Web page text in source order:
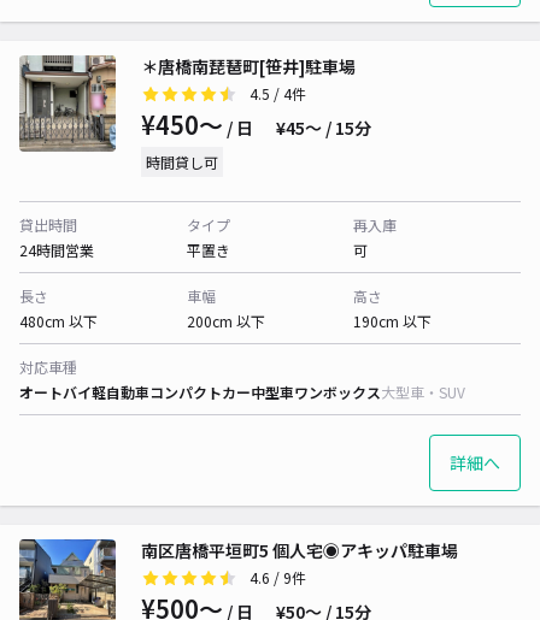
＊唐橋南琵琶町[笹井]駐車場
4.5 / 4件
¥450〜 / 日 ¥45〜 / 15分
時間貸し可
貸出時間
24時間営業
タイプ
平置き
再入庫
可
長さ
480cm 以下
車幅
200cm 以下
高さ
190cm 以下
対応車種
オートバイ軽自動車コンパクトカー中型車ワンボックス大型車・SUV
詳細へ
南区唐橋平垣町5 個人宅◉アキッパ駐車場
4.6 / 9件
¥500〜 / 日 ¥50〜 / 15分